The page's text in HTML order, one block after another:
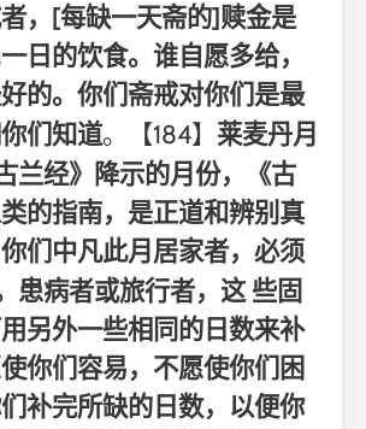
， [每缺一天斋的]赎金是
日的饮食。谁自愿多给，
的。你们斋戒对你们是最
们知道。【184】 莱麦丹月
兰经》降示的月份，《古
的指南，是正道和辨别真
们中凡此月居家者，必须
患病者或旅行者，这 些固
另外一些相同的日数来补
你们容易，不愿使你们困
补完所缺的日数，以便你